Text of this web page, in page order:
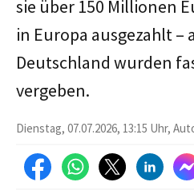
sie über 150 Millionen
in Europa ausgezahlt –
Deutschland wurden
vergeben.
Dienstag, 07.07.2026, 13:15 Uhr,